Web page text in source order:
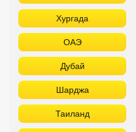
Хургада
ОАЭ
Дубай
Шарджа
Таиланд